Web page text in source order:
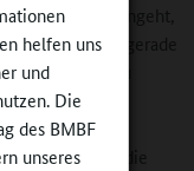
helfen uns
und
Die
des BMBF
unseres
Ausrichtung angeht,
Wir spielen gerade
Schule“ zu
würde.
einfach
gewartet, bis die